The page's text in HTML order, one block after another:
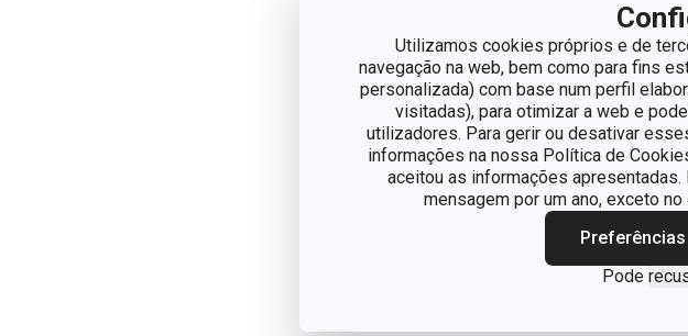
Utilizamos cookies próprios e de
navegação na web, bem como para fins
personalizada) com base num perfil
visitadas), para otimizar a web e
utilizadores. Para gerir ou desativar
informações na nossa Política de
aceitou as informações
mensagem por um ano, exceto
Preferências
Pode